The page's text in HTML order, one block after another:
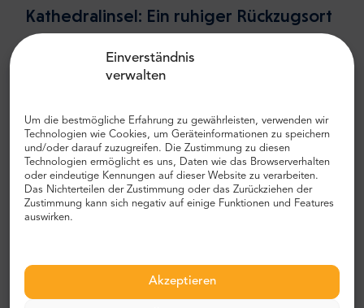
Einverständnis
verwalten
Um die bestmögliche Erfahrung zu gewährleisten, verwenden wir
Technologien wie Cookies, um Geräteinformationen zu speichern
und/oder darauf zuzugreifen. Die Zustimmung zu diesen
Technologien ermöglicht es uns, Daten wie das Browserverhalten
oder eindeutige Kennungen auf dieser Website zu verarbeiten.
Das Nichterteilen der Zustimmung oder das Zurückziehen der
Zustimmung kann sich negativ auf einige Funktionen und Features
auswirken.
Akzeptieren
Kathedralinsel: Ein ruhiger Rückzugsort
Die an der Oder gelegene Dominsel ist ein
ruhiger und malerischer Teil von Breslau.
beeindruckende religiöse Gebäude stoßen,
darunter die Kathedrale St. Johannes der Täufer
und die Heilig-Kreuz-Kirche. Ihr Reiseleiter wird
Ihnen den historischen Kontext erklären und
Anekdoten über die Bedeutung der Insel
erzählen.